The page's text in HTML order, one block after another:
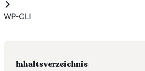
WP-CLI
Inhaltsverzeichnis